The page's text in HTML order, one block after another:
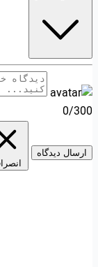
0/300
ارسال دیدگاه